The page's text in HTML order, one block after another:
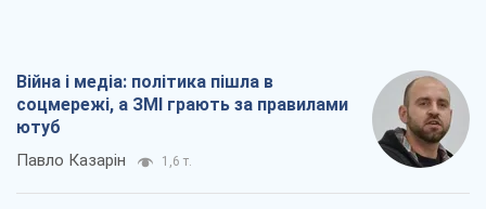
Війна і медіа: політика пішла в
соцмережі, а ЗМІ грають за правилами
ютуб
Павло Казарін 1,6 т.